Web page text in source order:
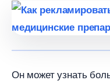
Он может узнать